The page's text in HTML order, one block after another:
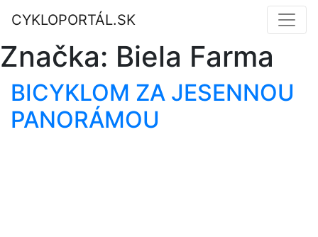
CYKLOPORTÁL.SK
Značka: Biela Farma
BICYKLOM ZA JESENNOU
PANORÁMOU